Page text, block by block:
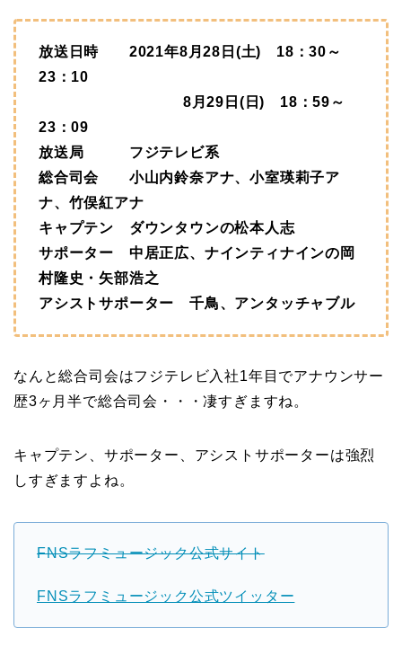
放送日時 2021年8月28日(土) 18：30～
23：10
8月29日(日) 18：59～
23：09
放送局 フジテレビ系
総合司会 小山内鈴奈アナ、小室瑛莉子ア
ナ、竹俣紅アナ
キャプテン ダウンタウンの松本人志
サポーター 中居正広、ナインティナインの岡
村隆史・矢部浩之
アシストサポーター 千鳥、アンタッチャブル
なんと総合司会はフジテレビ入社1年目でアナウンサー
歴3ヶ月半で総合司会・・・凄すぎますね。
キャプテン、サポーター、アシストサポーターは強烈
しすぎますよね。
FNSラフミュージック公式サイト
FNSラフミュージック公式ツイッター